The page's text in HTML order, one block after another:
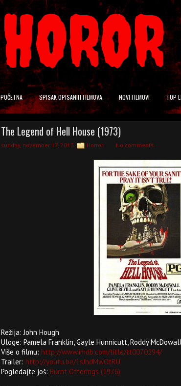
POČETNA SPISAK OPISANIH FILMOVA NOVI FILMOVI TOP
The Legend of Hell House (1973)
sunday, november 17, 2013 Horror No comments
Režija: John Hough
Uloge: Pamela Franklin, Gayle Hunnicutt, Roddy
Više o filmu: http://www.imdb.com/title/tt0070294/
Trailer: http://youtu.be/1sJhdMwOtRU
Pogledajte još: Burnt Offerings (1976)